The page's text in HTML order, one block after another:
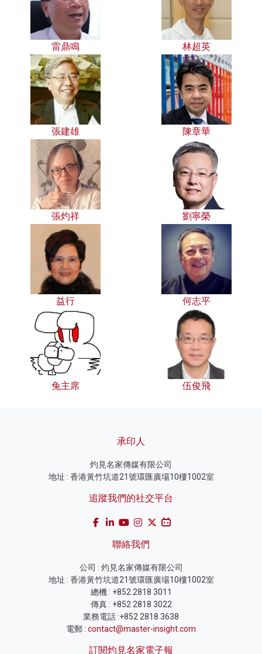
雷鼎鳴 林超英
張建雄 陳章華
張灼祥 劉寧榮
益行 何志平
兔主席 伍俊飛
承印人
灼見名家傳媒有限公司
地址 : 香港黃竹坑道21號環匯廣場10樓1002室
追蹤我們的社交平台
聯絡我們
公司 : 灼見名家傳媒有限公司
地址 : 香港黃竹坑道21號環匯廣場10樓1002室
總機 : +852 2818 3011
傳真 : +852 2818 3022
業務電話 :+852 2818 3638
電郵 : contact@master-insight.com
訂閱灼見名家電子報